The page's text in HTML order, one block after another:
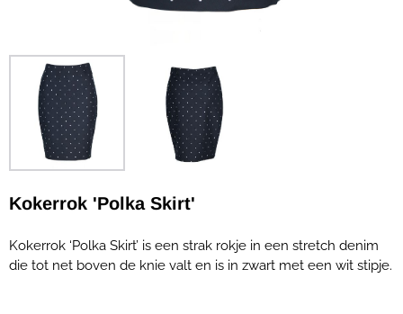
Kokerrok 'Polka Skirt'
Kokerrok ‘Polka Skirt’ is een strak rokje in een stretch denim
die tot net boven de knie valt en is in zwart met een wit stipje.